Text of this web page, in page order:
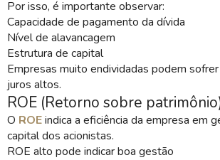
Por isso, é importante observar:
Capacidade de pagamento da dívida
Nível de alavancagem
Estrutura de capital
Empresas muito endividadas podem
juros altos.
ROE (Retorno sobre
O ROEindica a eficiência da empresa em
capital dos acionistas.
ROE alto pode indicar boa gestão